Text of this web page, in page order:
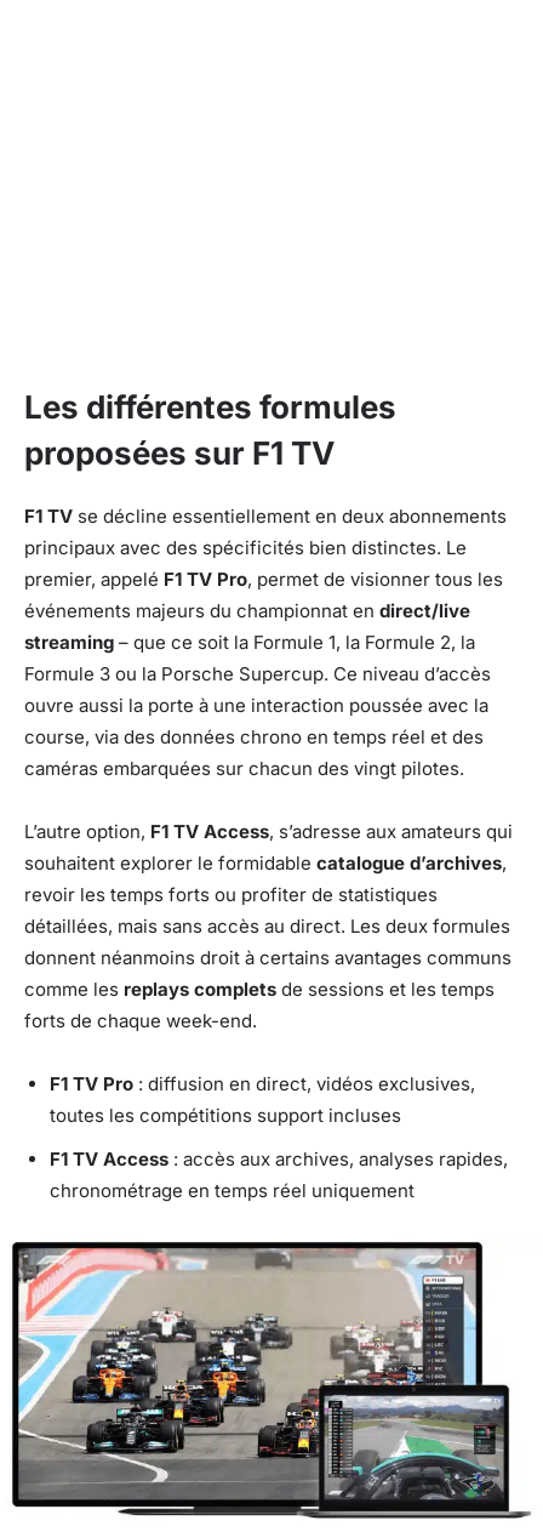
Les différentes formules
proposées sur F1 TV
F1 TV se décline essentiellement en deux abonnements
principaux avec des spécificités bien distinctes. Le
premier, appelé F1 TV Pro, permet de visionner tous les
événements majeurs du championnat en direct/live
streaming – que ce soit la Formule 1, la Formule 2, la
Formule 3 ou la Porsche Supercup. Ce niveau d’accès
ouvre aussi la porte à une interaction poussée avec la
course, via des données chrono en temps réel et des
caméras embarquées sur chacun des vingt pilotes.
L’autre option, F1 TV Access, s’adresse aux amateurs qui
souhaitent explorer le formidable catalogue d’archives,
revoir les temps forts ou profiter de statistiques
détaillées, mais sans accès au direct. Les deux formules
donnent néanmoins droit à certains avantages communs
comme les replays complets de sessions et les temps
forts de chaque week-end.
F1 TV Pro : diffusion en direct, vidéos exclusives,
toutes les compétitions support incluses
F1 TV Access : accès aux archives, analyses rapides,
chronométrage en temps réel uniquement